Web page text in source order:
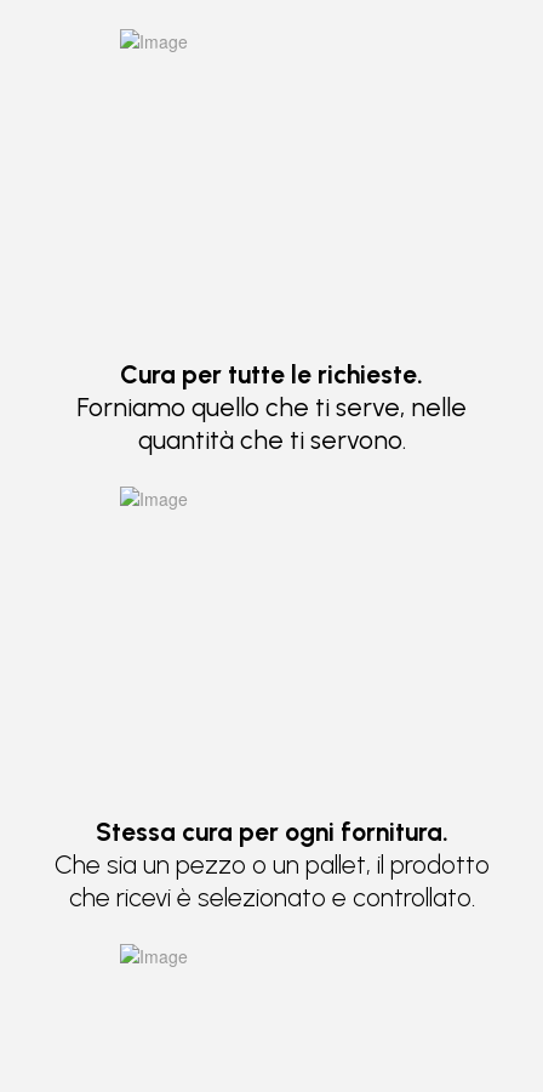
Cura per tutte le richieste.
Forniamo quello che ti serve, nelle
quantità che ti servono.
Stessa cura per ogni fornitura.
Che sia un pezzo o un pallet, il prodotto
che ricevi è selezionato e controllato.